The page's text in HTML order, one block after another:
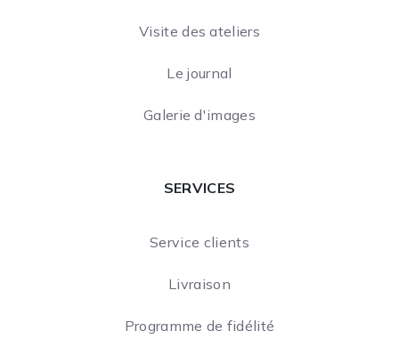
Visite des ateliers
Le journal
Galerie d'images
SERVICES
Service clients
Livraison
Programme de fidélité